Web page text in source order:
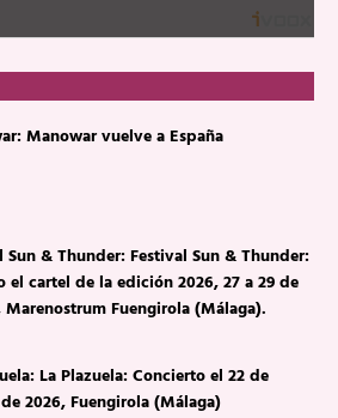
Manowar vuelve a España
Sun & Thunder: Festival Sun & Thunder:
el cartel de la edición 2026, 27 a 29 de
Marenostrum Fuengirola (Málaga).
La Plazuela: Concierto el 22 de
2026, Fuengirola (Málaga)